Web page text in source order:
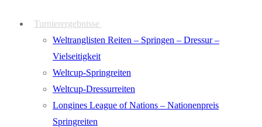
Turnierergebnisse
Weltranglisten Reiten – Springen – Dressur –
Vielseitigkeit
Weltcup-Springreiten
Weltcup-Dressurreiten
Longines League of Nations – Nationenpreis
Springreiten